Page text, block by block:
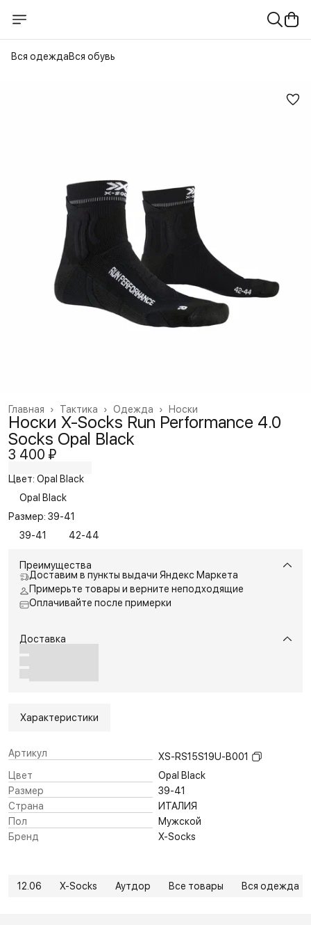
Вся одеждаВся обувь
Носки
Одежда ›
Тактика ›
Главная ›
Носки X-Socks Run Performance 4.0
Socks Opal Black
3 400 ₽
Цвет: Opal Black
Opal Black
Размер: 39-41
39-41
42-44
Преимущества
Доставим в пункты выдачи Яндекс Маркета
Примерьте товары и верните неподходящие
Оплачивайте после примерки
Доставка
Характеристики
Артикул
XS-RS15S19U-B001
Цвет
Opal Black
Размер
39-41
Страна
ИТАЛИЯ
Пол
Мужской
Бренд
X-Socks
12.06 X-Socks Аутдор Все товары Вся одежда